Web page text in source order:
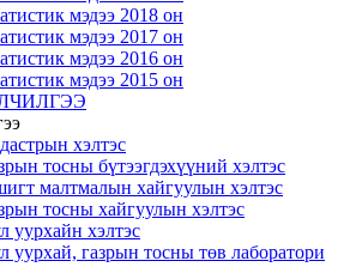
мэдээ 2018 он
мэдээ 2017 он
мэдээ 2016 он
мэдээ 2015 он
хэлтэс
тосны бүтээгдэхүүний хэлтэс
малтмалын хайгуулын хэлтэс
тосны хайгуулын хэлтэс
уурхайн хэлтэс
уурхай, газрын тосны төв лаборатори